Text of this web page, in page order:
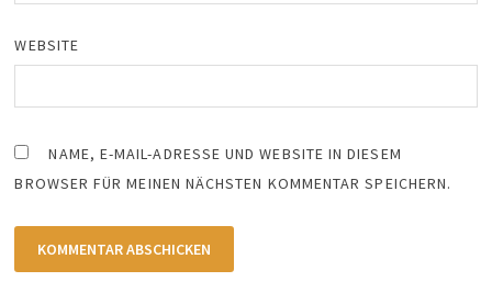
WEBSITE
NAME, E-MAIL-ADRESSE UND WEBSITE IN DIESEM
BROWSER FÜR MEINEN NÄCHSTEN KOMMENTAR SPEICHERN.